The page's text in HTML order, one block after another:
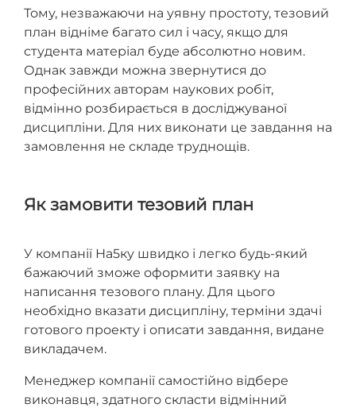
Тому, незважаючи на уявну простоту, тезовий
план відніме багато сил і часу, якщо для
студента матеріал буде абсолютно новим.
Однак завжди можна звернутися до
професійних авторам наукових робіт,
відмінно розбирається в досліджуваної
дисципліни. Для них виконати це завдання на
замовлення не складе труднощів.
Як замовити тезовий план
У компанії На5ку швидко і легко будь-який
бажаючий зможе оформити заявку на
написання тезового плану. Для цього
необхідно вказати дисципліну, терміни здачі
готового проекту і описати завдання, видане
викладачем.
Менеджер компанії самостійно відбере
виконавця, здатного скласти відмінний